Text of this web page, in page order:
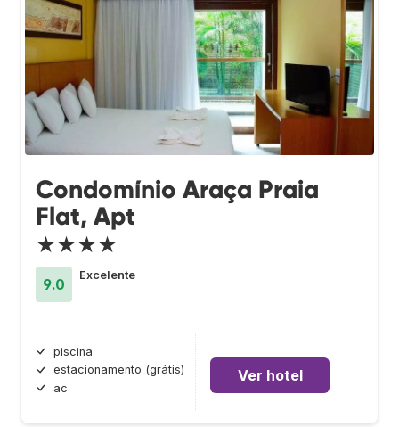
Condomínio Araça Praia
Flat, Apt
★★★★
9.0
Excelente
piscina
estacionamento (grátis)
ac
Ver hotel